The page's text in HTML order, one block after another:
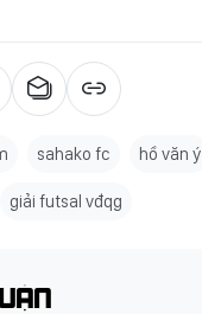
sahako fc hồ văn ý
giải futsal vđqg